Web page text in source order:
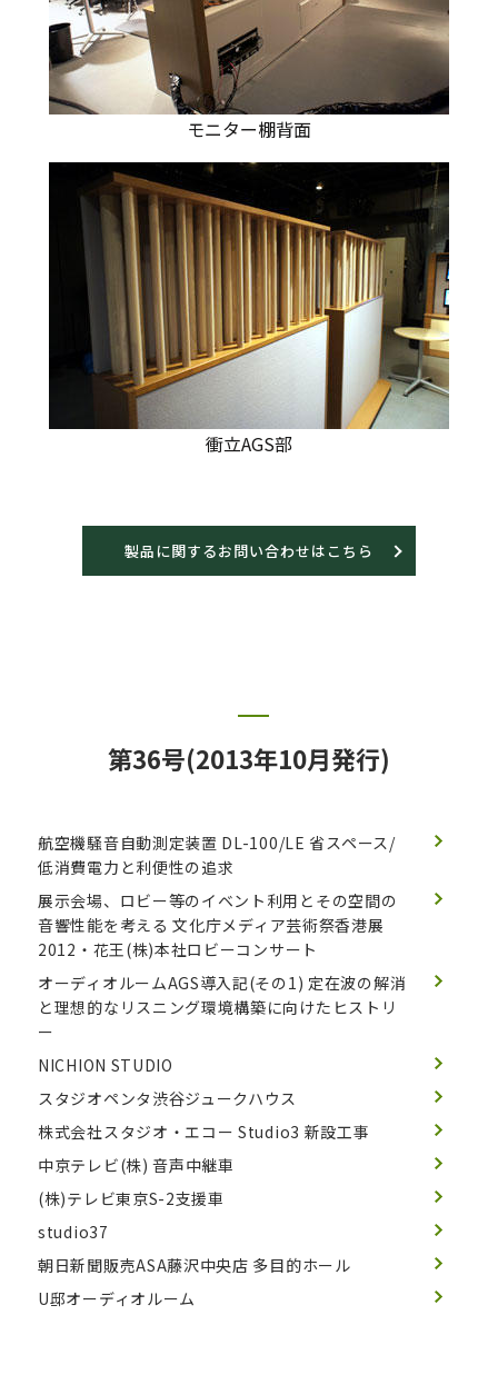
モニター棚背面
衝立AGS部
製品に関するお問い合わせはこちら
第36号(2013年10月発行)
航空機騒音自動測定装置 DL-100/LE 省スペース/
低消費電力と利便性の追求
展示会場、ロビー等のイベント利用とその空間の
音響性能を考える 文化庁メディア芸術祭香港展
2012・花王(株)本社ロビーコンサート
オーディオルームAGS導入記(その1) 定在波の解消
と理想的なリスニング環境構築に向けたヒストリ
ー
NICHION STUDIO
スタジオペンタ渋谷ジュークハウス
株式会社スタジオ・エコー Studio3 新設工事
中京テレビ(株) 音声中継車
(株)テレビ東京S-2支援車
studio37
朝日新聞販売ASA藤沢中央店 多目的ホール
U邸オーディオルーム